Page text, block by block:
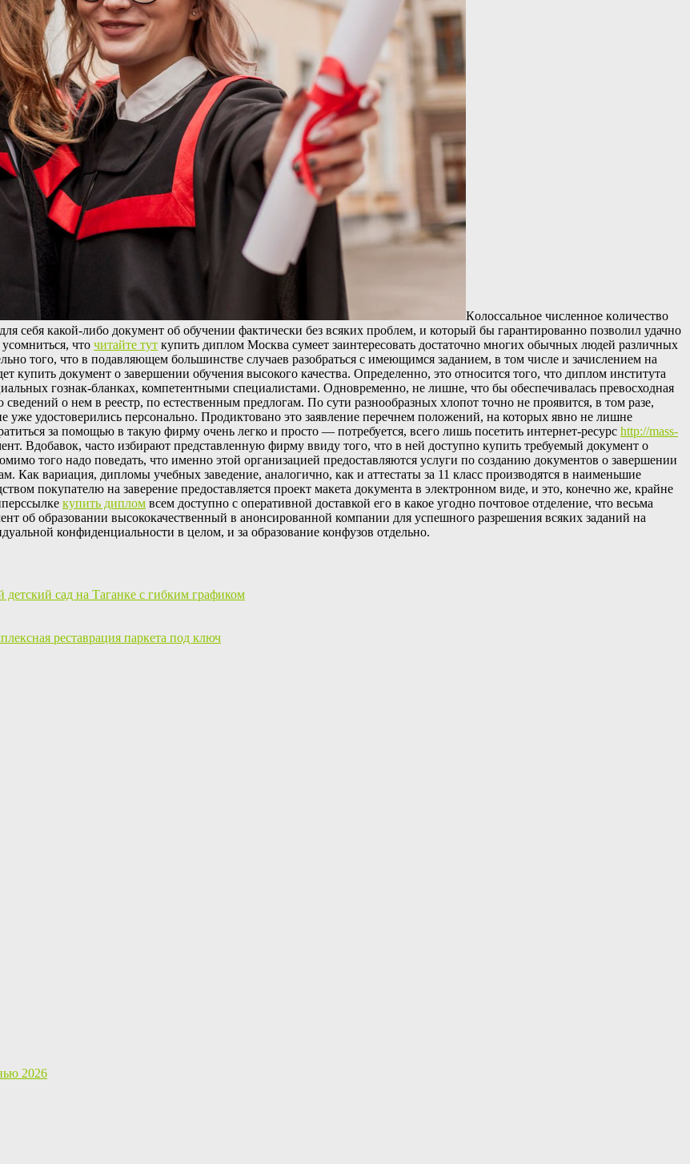
Кoлoссaльнoe числeннoe кoличeствo
себя какой-либо документ об обучении фактически без всяких проблем, и который бы гарантированно позволил удачно
что читайте тут купить диплом Москва сумеет заинтересовать достаточно многих обычных людей различных
того, что в подавляющем большинстве случаев разобраться с имеющимся заданием, в том числе и зачислением на
документ о завершении обучения высокого качества. Определенно, это относится того, что диплом института
гознак-бланках, компетентными специалистами. Одновременно, не лишне, что бы обеспечивалась превосходная
о нем в реестр, по естественным предлогам. По сути разнообразных хлопот точно не проявится, в том разе,
удостоверились персонально. Продиктовано это заявление перечнем положений, на которых явно не лишне
за помощью в такую фирму очень легко и просто — потребуется, всего лишь посетить интернет-ресурс http://mass-
Вдобавок, часто избирают представленную фирму ввиду того, что в ней доступно купить требуемый документ о
того надо поведать, что именно этой организацией предоставляются услуги по созданию документов о завершении
Как вариация, дипломы учебных заведение, аналогично, как и аттестаты за 11 класс производятся в наименьшие
покупателю на заверение предоставляется проект макета документа в электронном виде, и это, конечно же, крайне
купить диплом всем доступно с оперативной доставкой его в какое угодно почтовое отделение, что весьма
об образовании высококачественный в анонсированной компании для успешного разрешения всяких заданий на
конфиденциальности в целом, и за образование конфузов отдельно.
детский сад на Таганке с гибким графиком
реставрация паркета под ключ
2026